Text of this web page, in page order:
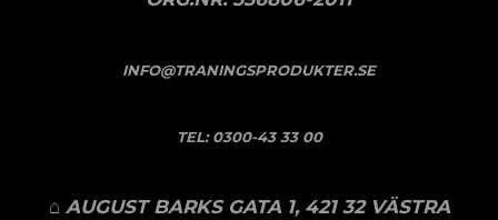
INFO@TRANINGSPRODUKTER.SE
TEL:0300-43 33 00
⌂ AUGUST BARKS GATA 1, 421 32 VÄSTRA